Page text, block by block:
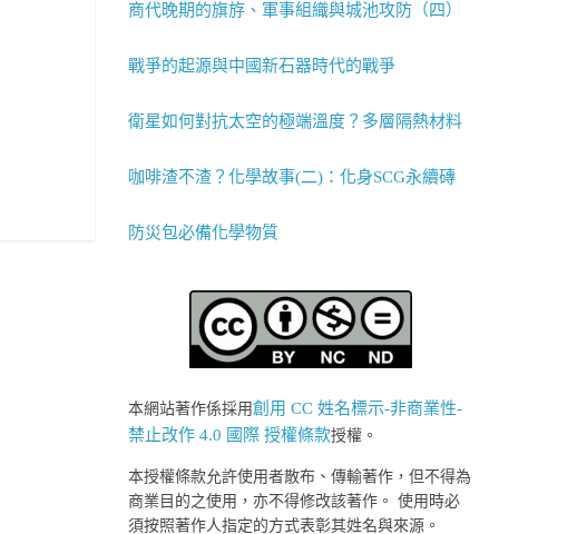
商代晚期的旗斿、軍事組織與城池攻防（四）
戰爭的起源與中國新石器時代的戰爭
衛星如何對抗太空的極端溫度？多層隔熱材料
咖啡渣不渣？化學故事(二)：化身SCG永續磚
防災包必備化學物質
本網站著作係採用創用 CC 姓名標示-非商業性-
禁止改作 4.0 國際 授權條款授權。
本授權條款允許使用者散布、傳輸著作，但不得為
商業目的之使用，亦不得修改該著作。 使用時必
須按照著作人指定的方式表彰其姓名與來源。